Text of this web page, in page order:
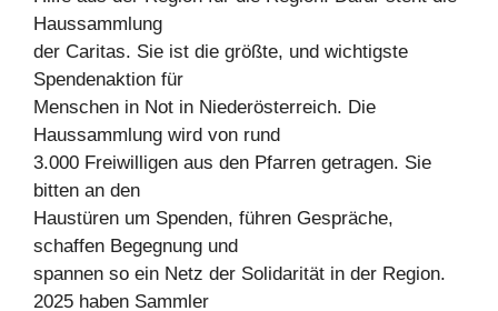
Haussammlung
der Caritas. Sie ist die größte, und wichtigste
Spendenaktion für
Menschen in Not in Niederösterreich. Die
Haussammlung wird von rund
3.000 Freiwilligen aus den Pfarren getragen. Sie
bitten an den
Haustüren um Spenden, führen Gespräche,
schaffen Begegnung und
spannen so ein Netz der Solidarität in der Region.
2025 haben Sammler